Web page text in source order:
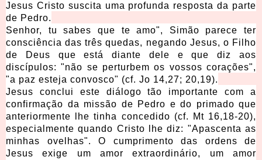
Jesus Cristo suscita uma profunda resposta da parte
de Pedro.
Senhor, tu sabes que te amo", Simão parece ter
consciência das três quedas, negando Jesus, o Filho
de Deus que está diante dele e que diz aos
discípulos: "não se perturbem os vossos corações",
"a paz esteja convosco" (cf. Jo 14,27; 20,19).
Jesus conclui este diálogo tão importante com a
confirmação da missão de Pedro e do primado que
anteriormente lhe tinha concedido (cf. Mt 16,18-20),
especialmente quando Cristo lhe diz: "Apascenta as
minhas ovelhas". O cumprimento das ordens de
Jesus exige um amor extraordinário, um amor